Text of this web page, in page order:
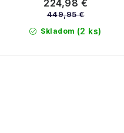
Skladom (2 ks)
224,98 €
449,95 €